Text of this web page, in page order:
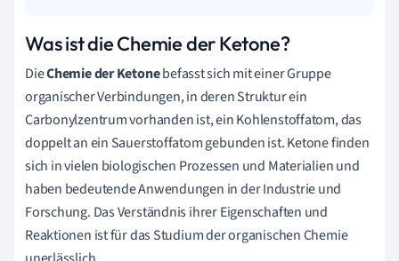
Was ist die Chemie der Ketone?
DieChemie der Ketonebefasst sich mit einer Gruppe
organischer Verbindungen, in deren Struktur ein
Carbonylzentrum vorhanden ist, ein Kohlenstoffatom, das
doppelt an ein Sauerstoffatom gebunden ist. Ketone finden
sich in vielen biologischen Prozessen und Materialien und
haben bedeutende Anwendungen in der Industrie und
Forschung. Das Verständnis ihrer Eigenschaften und
Reaktionen ist für das Studium der organischen Chemie